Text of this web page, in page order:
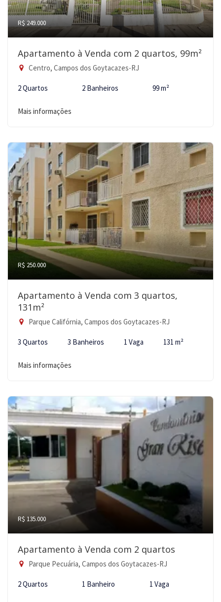
R$ 249.000
Apartamento à Venda com 2 quartos, 99m²
Centro, Campos dos Goytacazes-RJ
2 Quartos 2 Banheiros 99 m²
Mais informações
R$ 250.000
Apartamento à Venda com 3 quartos,
131m²
Parque Califórnia, Campos dos Goytacazes-RJ
3 Quartos 3 Banheiros 1 Vaga 131 m²
Mais informações
R$ 135.000
Apartamento à Venda com 2 quartos
Parque Pecuária, Campos dos Goytacazes-RJ
2 Quartos 1 Banheiro 1 Vaga